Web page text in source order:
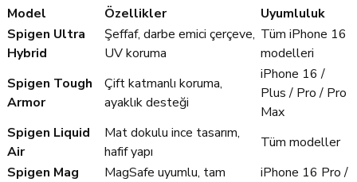
Model
Özellikler
Uyumluluk
Spigen Ultra
Hybrid
Şeffaf, darbe emici çerçeve,
UV koruma
Tüm iPhone 16
modelleri
Spigen Tough
Armor
Çift katmanlı koruma,
ayaklık desteği
iPhone 16 /
Plus / Pro / Pro
Max
Spigen Liquid
Air
Mat dokulu ince tasarım,
hafif yapı
Tüm modeller
Spigen Mag
MagSafe uyumlu, tam
iPhone 16 Pro /